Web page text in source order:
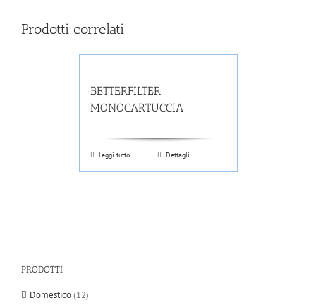
Prodotti correlati
BETTERFILTER
MONOCARTUCCIA
Leggi tutto Dettagli
PRODOTTI
Domestico(12)